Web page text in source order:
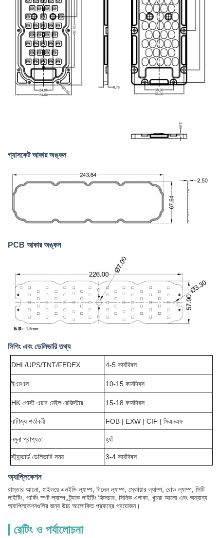
গ্যাসকেট আকার অঙ্কন
PCB আকার অঙ্কন
সিপিং এবং ডেলিভারি তথ্য
DHL/UPS/TNT/FEDEX 4-5 কার্যদিবস
ইএমএস 10-15 কার্যদিবস
HK পোস্ট এয়ার মেইল ​​রেজিস্টার 15-18 কার্যদিবস
বাণিজ্য শর্তাবলী FOB | EXW | CIF | সিএনএফ
নমুনা প্রাপ্যতা হ্যাঁ
স্ট্যান্ডার্ড ডেলিভারি সময় 3-4 কার্যদিবস
অ্যাপ্লিকেশন
রাস্তার আলো, হাইওয়ে এলইডি ল্যাম্প, টানেল ল্যাম্প, স্কোয়ার ল্যাম্প, রোড ল্যাম্প, সিটি
লাইটিং, পার্কিং স্পট ল্যাম্প, ট্র্যাক লাইটিং ফিক্সচার, সিনিক এলাকা, খুচরা আলো এবং অন্যান্য
অ্যাপ্লিকেশনগুলির জন্য উচ্চ আলোকিত প্রবাহের প্রয়োজন।
রেটিং ও পর্যালোচনা